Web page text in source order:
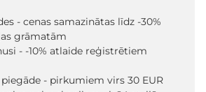
- cenas samazinātas līdz -30%
grāmatām
- -10% atlaide reģistrētiem
- pirkumiem virs 30 EUR